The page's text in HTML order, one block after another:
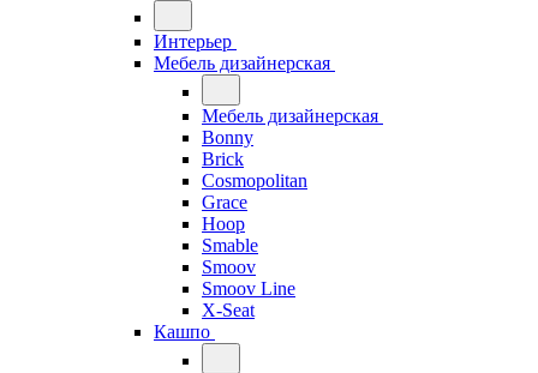
Интерьер
Мебель дизайнерская
Мебель дизайнерская
Bonny
Brick
Cosmopolitan
Grace
Hoop
Smable
Smoov
Smoov Line
X-Seat
Кашпо